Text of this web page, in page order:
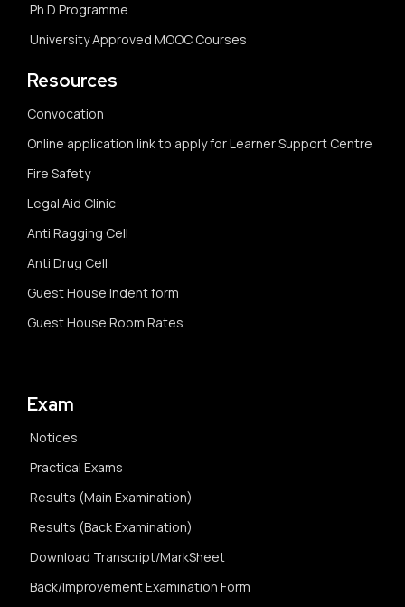
Ph.D Programme
University Approved MOOC Courses
Resources
Convocation
Online application link to apply for Learner Support Centre
Fire Safety
Legal Aid Clinic
Anti Ragging Cell
Anti Drug Cell
Guest House Indent form
Guest House Room Rates
Exam
Notices
Practical Exams
Results (Main Examination)
Results (Back Examination)
Download Transcript/MarkSheet
Back/Improvement Examination Form